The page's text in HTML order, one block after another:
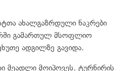
ახალგაზრდული ნაკრები
გამართულ მსოფლიო
ადგილზე გავიდა.
მეადლი მოიპოვეს. ტურნირის